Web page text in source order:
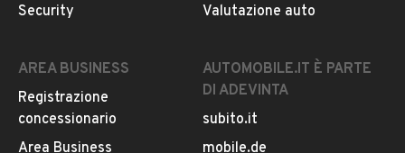
È possibile vedere più foto?
Security
Valutazione auto
AREA BUSINESS
Registrazione
concessionario
Area Business
AUTOMOBILE.IT È PARTE
DI ADEVINTA
subito.it
mobile.de